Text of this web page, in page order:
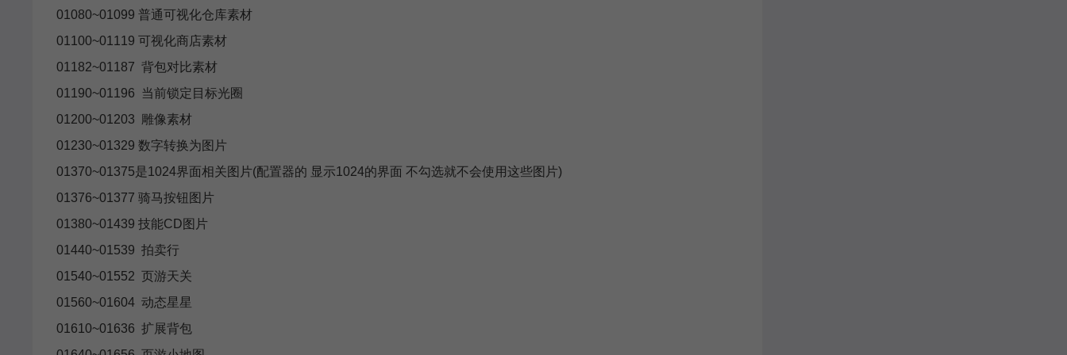
01080~01099 普通可视化仓库素材
01100~01119 可视化商店素材
01182~01187 背包对比素材
01190~01196 当前锁定目标光圈
01200~01203 雕像素材
01230~01329 数字转换为图片
01370~01375是1024界面相关图片(配置器的 显示1024的界面 不勾选就不会使用这些图片)
01376~01377 骑马按钮图片
01380~01439 技能CD图片
01440~01539 拍卖行
01540~01552 页游天关
01560~01604 动态星星
01610~01636 扩展背包